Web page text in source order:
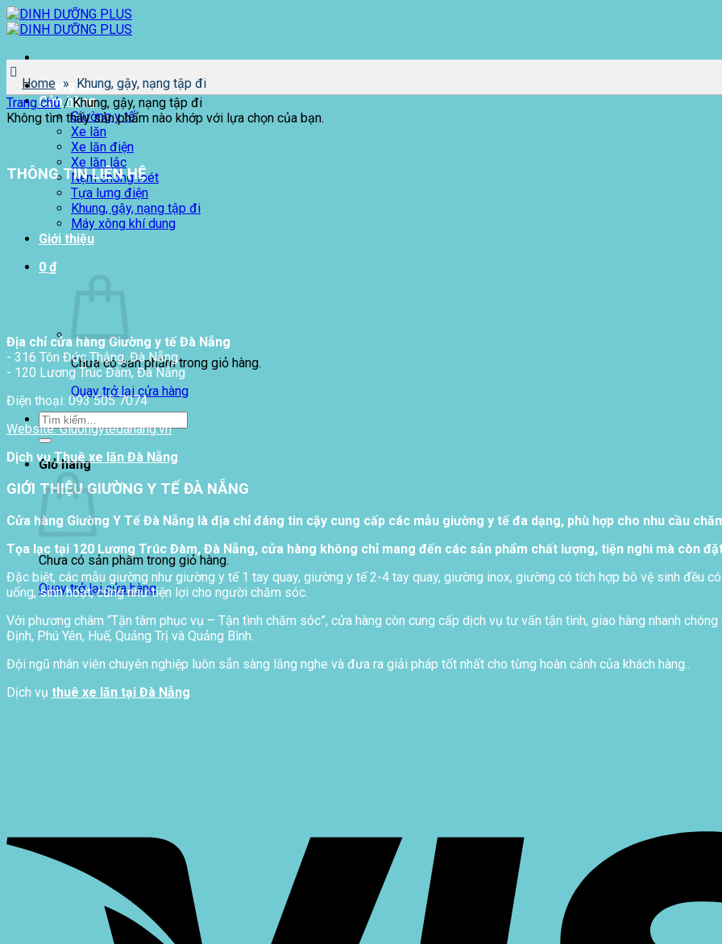
Bỏ
qua
dung
Trang chủ
Cửa hàng
Giường y tế
Xe lăn
Xe lăn điện
Xe lăn lắc
Nệm chống loét
Tựa lưng điện
Khung, gậy, nạng tập đi
Máy xông khí dung
Giới thiệu
0 ₫
Chưa có sản phẩm trong giỏ hàng.
Quay trở lại cửa hàng
Tìm
kiếm:
Giỏ hàng
Chưa có sản phẩm trong giỏ hàng.
Quay trở lại cửa hàng
Home » Khung, gậy, nạng tập đi
Trang chủ /Khung, gậy, nạng tập đi
Không tìm thấy sản phẩm nào khớp với lựa chọn của bạn.
THÔNG TIN LIÊN HỆ
Địa chỉ cửa hàng Giường y tế Đà Nẵng
- 316 Tôn Đức Thắng, Đà Nẵng
- 120 Lương Trúc Đàm, Đà Nẵng
Điện thoại: 093 505 7074
Website: Giuongytedanang.vn
Dịch vụThuê xe lăn Đà Nẵng
GIỚI THIỆU GIƯỜNG Y TẾ ĐÀ NẴNG
Cửa hàng Giường Y Tế Đà Nẵng là địa chỉ đáng tin cậy cung cấp các mẫu giường y tế đa dạng, phù hợp cho nhu cầu
Tọa lạc tại 120 Lương Trúc Đàm, Đà Nẵng, cửa hàng không chỉ mang đến các sản phẩm chất lượng, tiện nghi mà còn
Đặc biệt, các mẫu giường như giường y tế 1 tay quay, giường y tế 2-4 tay quay, giường inox, giường có tích hợp bô vệ sinh đều
uống, sinh hoạt, cũng như tiện lợi cho người chăm sóc.
Với phương châm “Tận tâm phục vụ – Tận tình chăm sóc”, cửa hàng còn cung cấp dịch vụ tư vấn tận tình, giao hàng nhanh
Định, Phú Yên, Huế, Quảng Trị và Quảng Bình.
Đội ngũ nhân viên chuyên nghiệp luôn sẵn sàng lắng nghe và đưa ra giải pháp tốt nhất cho từng hoàn cảnh của khách hàng..
Dịch vụ thuê xe lăn tại Đà Nẵng